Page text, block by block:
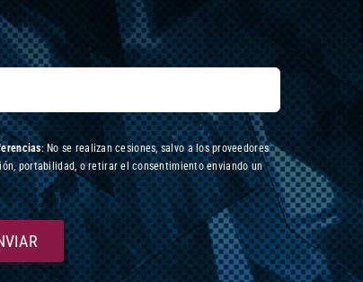
: No se realizan cesiones, salvo a los proveedores
portabilidad, o retirar el consentimiento enviando un